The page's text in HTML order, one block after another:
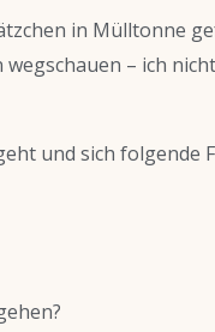
in Mülltonne
– ich
und sich folgende